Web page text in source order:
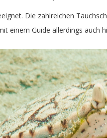
Die zahlreichen
einem Guide allerdings auch